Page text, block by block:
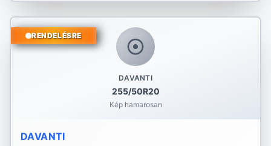
DAVANTI
255/50R20
Kép hamarosan
RENDELÉSRE
DAVANTI